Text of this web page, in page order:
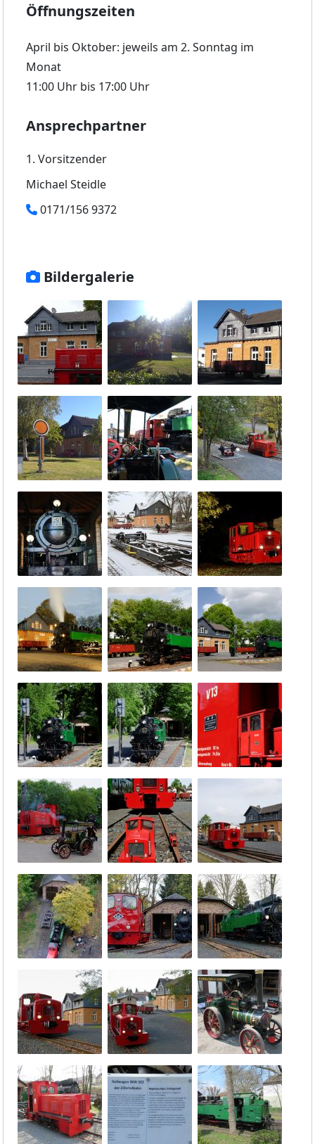
Öffnungszeiten
April bis Oktober: jeweils am 2. Sonntag im
Monat
11:00 Uhr bis 17:00 Uhr
Ansprechpartner
1. Vorsitzender
Michael Steidle
0171/156 9372
Bildergalerie